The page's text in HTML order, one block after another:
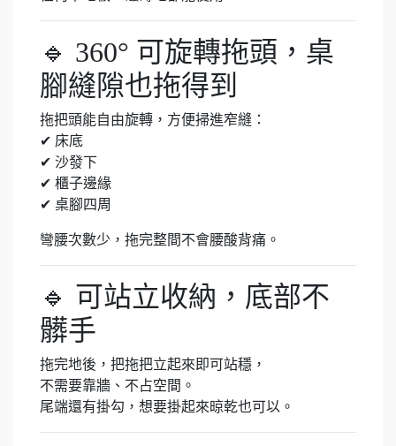
🔹 360° 可旋轉拖頭，桌
腳縫隙也拖得到
拖把頭能自由旋轉，方便掃進窄縫：
✔ 床底
✔ 沙發下
✔ 櫃子邊緣
✔ 桌腳四周
彎腰次數少，拖完整間不會腰酸背痛。
🔹 可站立收納，底部不
髒手
拖完地後，把拖把立起來即可站穩，
不需要靠牆、不占空間。
尾端還有掛勾，想要掛起來晾乾也可以。